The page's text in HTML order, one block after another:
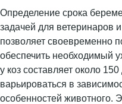
Определение срока
задачей для ветеринаров
позволяет своевременно
обеспечить необходимый
у коз составляет около
варьироваться в
особенностей животного.